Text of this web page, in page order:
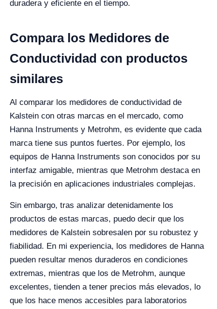
duradera y eficiente en el tiempo.
Compara los Medidores de
Conductividad con productos
similares
Al comparar los medidores de conductividad de
Kalstein con otras marcas en el mercado, como
Hanna Instruments y Metrohm, es evidente que cada
marca tiene sus puntos fuertes. Por ejemplo, los
equipos de Hanna Instruments son conocidos por su
interfaz amigable, mientras que Metrohm destaca en
la precisión en aplicaciones industriales complejas.
Sin embargo, tras analizar detenidamente los
productos de estas marcas, puedo decir que los
medidores de Kalstein sobresalen por su robustez y
fiabilidad. En mi experiencia, los medidores de Hanna
pueden resultar menos duraderos en condiciones
extremas, mientras que los de Metrohm, aunque
excelentes, tienden a tener precios más elevados, lo
que los hace menos accesibles para laboratorios